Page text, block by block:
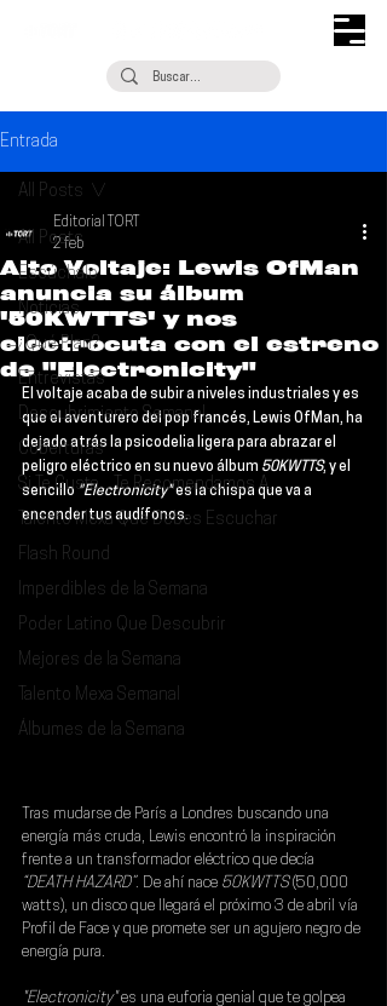
Entrada
All Posts
Escúchalo
Noticias
¿Qué Plan?
Entrevistas
Descubrimiento Semanal
Coberturas
Si Te Gusta... Te Recomendamos A...
Talento Mexa Que Debes Escuchar
Flash Round
Imperdibles de la Semana
Poder Latino Que Descubrir
Mejores de la Semana
Talento Mexa Semanal
Álbumes de la Semana
All Posts
Alto Voltaje: Lewis OfMan
anuncia su álbum
'50KWTTS' y nos
electrocuta con el estreno
de "Electronicity"
Editorial TORT
2 feb
El voltaje acaba de subir a niveles industriales y es
que el aventurero del pop francés, Lewis OfMan, ha
dejado atrás la psicodelia ligera para abrazar el
peligro eléctrico en su nuevo álbum 50KWTTS, y el
sencillo "Electronicity" es la chispa que va a
encender tus audífonos.
Tras mudarse de París a Londres buscando una
energía más cruda, Lewis encontró la inspiración
frente a un transformador eléctrico que decía
“DEATH HAZARD” . De ahí nace 50KWTTS (50,000
watts), un disco que llegará el próximo 3 de abril vía
Profil de Face y que promete ser un agujero negro de
energía pura.
"Electronicity" es una euforia genial que te golpea